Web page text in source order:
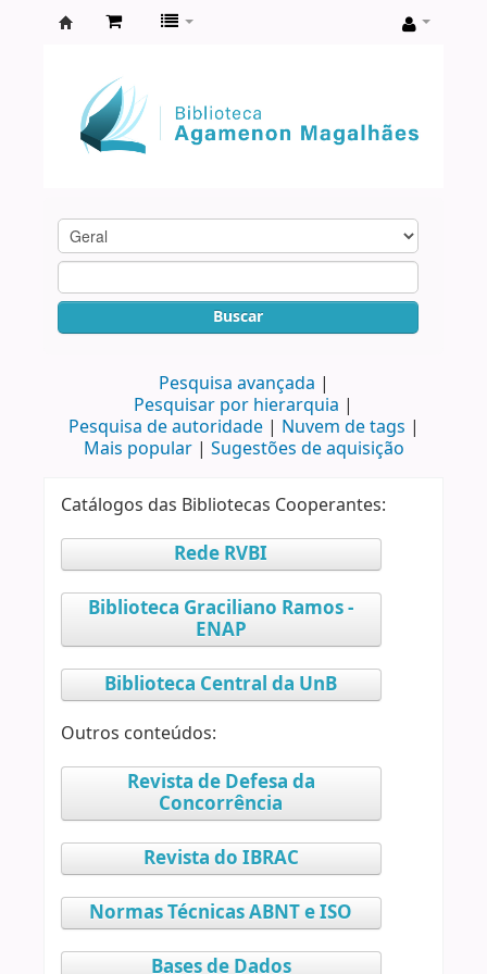
Agamenon
Magalhães
Buscar
Pesquisa avançada
Pesquisar por hierarquia
Pesquisa de autoridade
Nuvem de tags
Mais popular
Sugestões de aquisição
Catálogos das Bibliotecas Cooperantes:
Rede RVBI
Biblioteca Graciliano Ramos -
ENAP
Biblioteca Central da UnB
Outros conteúdos:
Revista de Defesa da
Concorrência
Revista do IBRAC
Normas Técnicas ABNT e ISO
Bases de Dados